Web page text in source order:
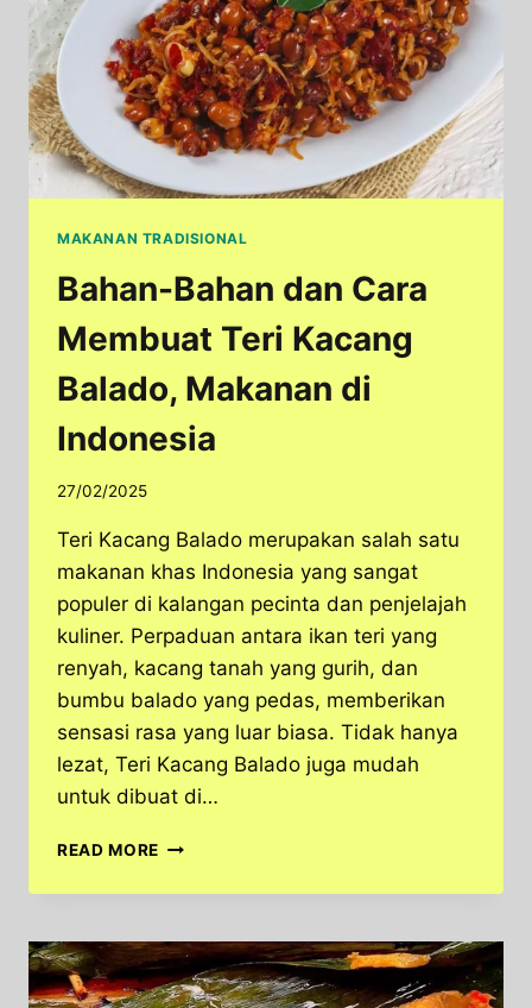
MAKANAN TRADISIONAL
Bahan-Bahan dan Cara
Membuat Teri Kacang
Balado, Makanan di
Indonesia
27/02/2025
Teri Kacang Balado merupakan salah satu
makanan khas Indonesia yang sangat
populer di kalangan pecinta dan penjelajah
kuliner. Perpaduan antara ikan teri yang
renyah, kacang tanah yang gurih, dan
bumbu balado yang pedas, memberikan
sensasi rasa yang luar biasa. Tidak hanya
lezat, Teri Kacang Balado juga mudah
untuk dibuat di…
READ MORE BAHAN-
DAN
MEMBUAT
TERI
KACANG